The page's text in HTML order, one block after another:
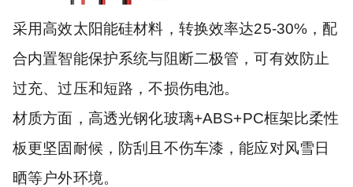
采用高效太阳能硅材料，转换效率达25-30%，配
合内置智能保护系统与阻断二极管，可有效防止
过充、过压和短路，不损伤电池。
材质方面，高透光钢化玻璃+ABS+PC框架比柔性
板更坚固耐候，防刮且不伤车漆，能应对风雪日
晒等户外环境。